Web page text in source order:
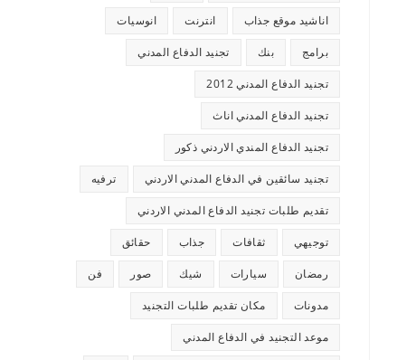
اناشيد موقع جذاب انترنت انوسيات
برامج بنك تجنيد الدفاع المدني
تجنيد الدفاع المدني 2012
تجنيد الدفاع المدني اناث
تجنيد الدفاع المندي الاردني ذكور
تجنيد سائقين في الدفاع المدني الاردني ترفيه
تقديم طلبات تجنيد الدفاع المدني الاردني
توجيهي ثقافات جذاب حقائق
رمضان سيارات شيك صور فن
مدونات مكان تقديم طلبات التجنيد
موعد التجنيد في الدفاع المدني